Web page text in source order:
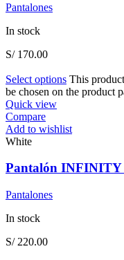
Pantalones
In stock
S/170.00
Select options This
be chosen on the product
Quick view
Compare
Add to wishlist
White
Pantalón INFINITY
Pantalones
In stock
S/220.00